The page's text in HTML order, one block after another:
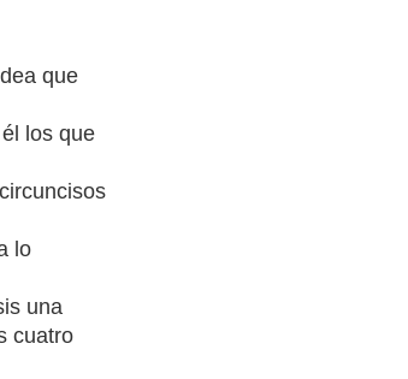
que
los que
lo
una
cuatro